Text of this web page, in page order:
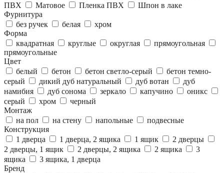
ПВХ
Матовое Пленка ПВХ
Шпон в лаке
Фурнитура
без ручек
белая
хром
Форма
квадратная
круглые округлая
прямоугольная
прямоугольные
Цвет
белый
бетон бетон светло-серый
бетон темно-
серый
дикий дуб натуральный дуб вотан
дуб
намибия
дуб сонома зеркало капучино
оникс
серый
хром
черный
Монтаж
на пол
на стену напольные
подвесные
Конструкция
1 дверца
1 дверца, 2 ящика 1 ящик
2 дверцы
2 дверцы, 1 ящик
2 дверцы, 2 ящика 2 ящика
3
ящика
3 ящика, 1 дверца
Бренд